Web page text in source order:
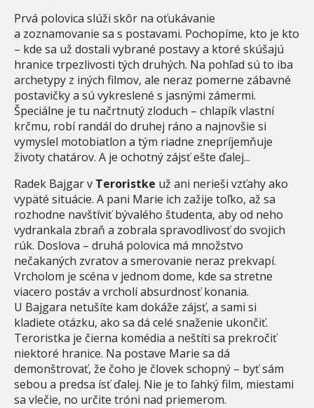
Prvá polovica slúži skôr na oťukávanie
a zoznamovanie sa s postavami. Pochopíme, kto je kto
– kde sa už dostali vybrané postavy a ktoré skúšajú
hranice trpezlivosti tých druhých. Na pohľad sú to iba
archetypy z iných filmov, ale neraz pomerne zábavné
postavičky a sú vykreslené s jasnými zámermi.
Špeciálne je tu načrtnutý zloduch – chlapík vlastní
krčmu, robí randál do druhej ráno a najnovšie si
vymyslel motobiatlon a tým riadne znepríjemňuje
životy chatárov. A je ochotný zájsť ešte ďalej...
Radek Bajgar v Teroristke už ani nerieši vzťahy ako
vypäté situácie. A pani Marie ich zažije toľko, až sa
rozhodne navštíviť bývalého študenta, aby od neho
vydrankala zbraň a zobrala spravodlivosť do svojich
rúk. Doslova – druhá polovica má množstvo
nečakaných zvratov a smerovanie neraz prekvapí.
Vrcholom je scéna v jednom dome, kde sa stretne
viacero postáv a vrcholí absurdnosť konania.
U Bajgara netušíte kam dokáže zájsť, a sami si
kladiete otázku, ako sa dá celé snaženie ukončiť.
Teroristka je čierna komédia a neštíti sa prekročiť
niektoré hranice. Na postave Marie sa dá
demonštrovať, že čoho je človek schopný – byť sám
sebou a predsa ísť ďalej. Nie je to ľahký film, miestami
sa vlečie, no určite tróni nad priemerom.